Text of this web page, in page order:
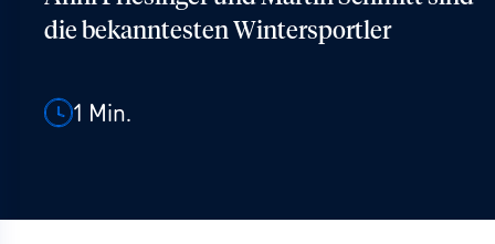
die bekanntesten Wintersportler
1 Min.